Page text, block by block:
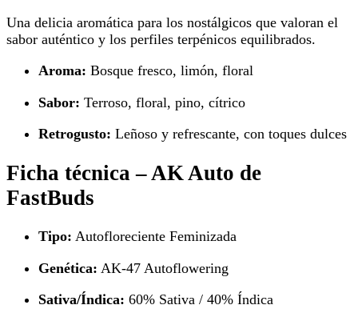
Una delicia aromática para los nostálgicos que valoran el
sabor auténtico y los perfiles terpénicos equilibrados.
Aroma: Bosque fresco, limón, floral
Sabor: Terroso, floral, pino, cítrico
Retrogusto: Leñoso y refrescante, con toques dulces
Ficha técnica – AK Auto de
FastBuds
Tipo: Autofloreciente Feminizada
Genética: AK-47 Autoflowering
Sativa/Índica: 60% Sativa / 40% Índica